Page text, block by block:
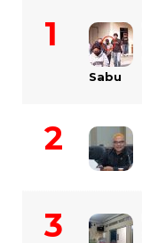
Sabu